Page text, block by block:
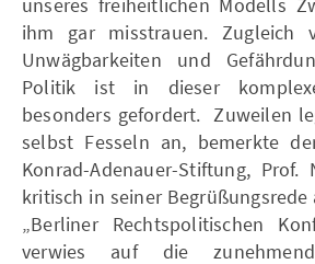
ihm gar misstrauen. Zugleich
Unwägbarkeiten und
Politik ist in dieser
besonders gefordert. Zuweilen
selbst Fesseln an, bemerkte
Konrad-Adenauer-Stiftung, Prof.
kritisch in seiner
„Berliner Rechtspolitischen
verwies auf die